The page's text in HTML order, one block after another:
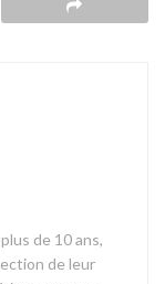
de 10 ans,
de leur